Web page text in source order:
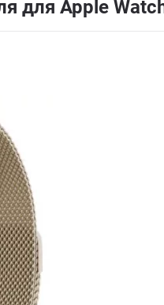
для Apple